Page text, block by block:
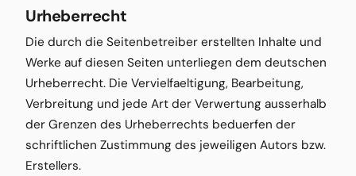
Urheberrecht
Die durch die Seitenbetreiber erstellten Inhalte und
Werke auf diesen Seiten unterliegen dem deutschen
Urheberrecht. Die Vervielfaeltigung, Bearbeitung,
Verbreitung und jede Art der Verwertung ausserhalb
der Grenzen des Urheberrechts beduerfen der
schriftlichen Zustimmung des jeweiligen Autors bzw.
Erstellers.